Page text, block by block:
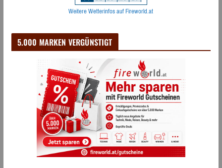
Weitere Wetterinfos auf Fireworld.at
5.000 MARKEN VERGÜNSTIGT